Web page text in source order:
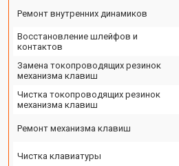
Ремонт внутренних динамиков
Восстановление шлейфов и
контактов
Замена токопроводящих резинок
механизма клавиш
Чистка токопроводящих резинок
механизма клавиш
Ремонт механизма клавиш
Чистка клавиатуры